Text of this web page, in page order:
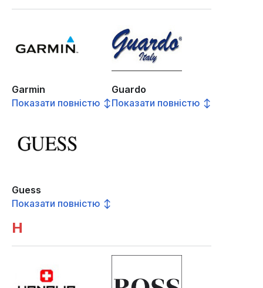
Garmin
Показати повністю ↕
Guardo
Показати повністю ↕
Guess
Показати повністю ↕
H